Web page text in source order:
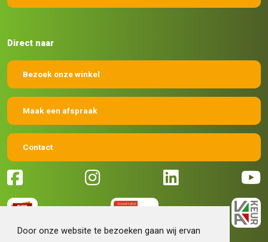
Door onze website te bezoeken gaan wij ervan
Direct naar
Bezoek onze winkel
Maak een afspraak
Contact